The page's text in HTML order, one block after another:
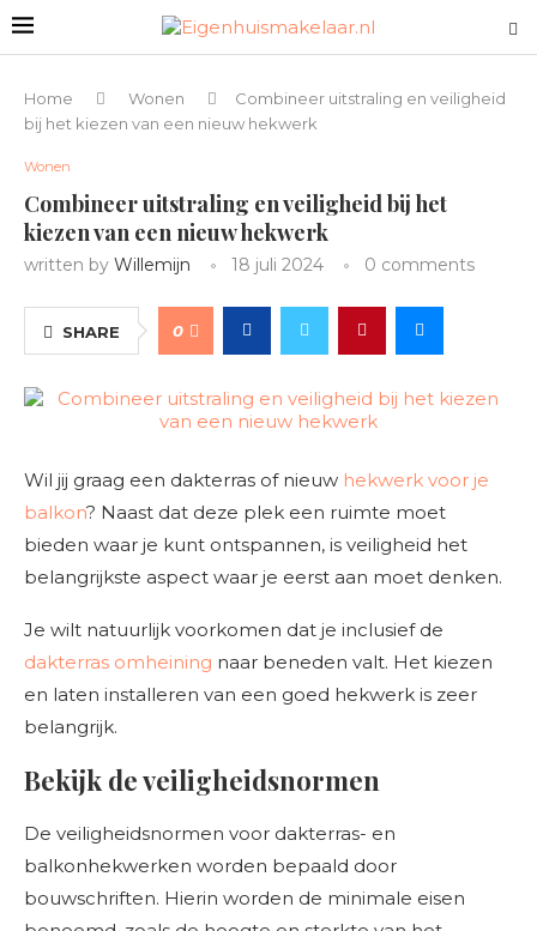
Home Wonen
Combineer uitstraling en veiligheid
bij het kiezen van een nieuw hekwerk
Wonen
Combineer uitstraling en veiligheid bij het
kiezen van een nieuw hekwerk
written by Willemijn 18 juli 2024 0 comments
SHARE 0
Wil jij graag een dakterras of nieuw hekwerk voor je
balkon? Naast dat deze plek een ruimte moet
bieden waar je kunt ontspannen, is veiligheid het
belangrijkste aspect waar je eerst aan moet denken.
Je wilt natuurlijk voorkomen dat je inclusief de
dakterras omheining naar beneden valt. Het kiezen
en laten installeren van een goed hekwerk is zeer
belangrijk.
Bekijk de veiligheidsnormen
De veiligheidsnormen voor dakterras- en
balkonhekwerken worden bepaald door
bouwschriften. Hierin worden de minimale eisen